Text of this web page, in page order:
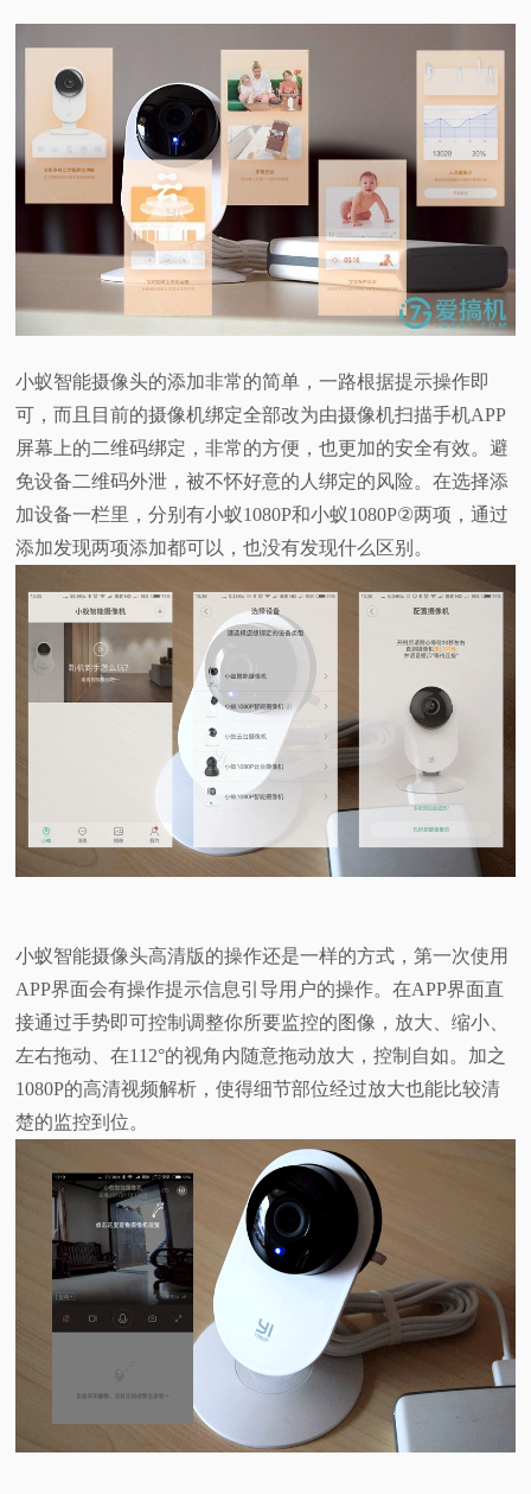
小蚁智能摄像头的添加非常的简单，一路根据提示操作即
可，而且目前的摄像机绑定全部改为由摄像机扫描手机APP
屏幕上的二维码绑定，非常的方便，也更加的安全有效。避
免设备二维码外泄，被不怀好意的人绑定的风险。在选择添
加设备一栏里，分别有小蚁1080P和小蚁1080P②两项，通过
添加发现两项添加都可以，也没有发现什么区别。
小蚁智能摄像头高清版的操作还是一样的方式，第一次使用
APP界面会有操作提示信息引导用户的操作。在APP界面直
接通过手势即可控制调整你所要监控的图像，放大、缩小、
左右拖动、在112°的视角内随意拖动放大，控制自如。加之
1080P的高清视频解析，使得细节部位经过放大也能比较清
楚的监控到位。